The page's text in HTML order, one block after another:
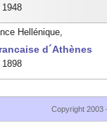
1948
Hellénique,
d´Athènes
1898
Copyright 2003